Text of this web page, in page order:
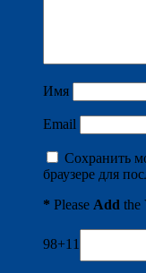
Имя
Email
Сохранить
браузере для
* Please Add the
98+11